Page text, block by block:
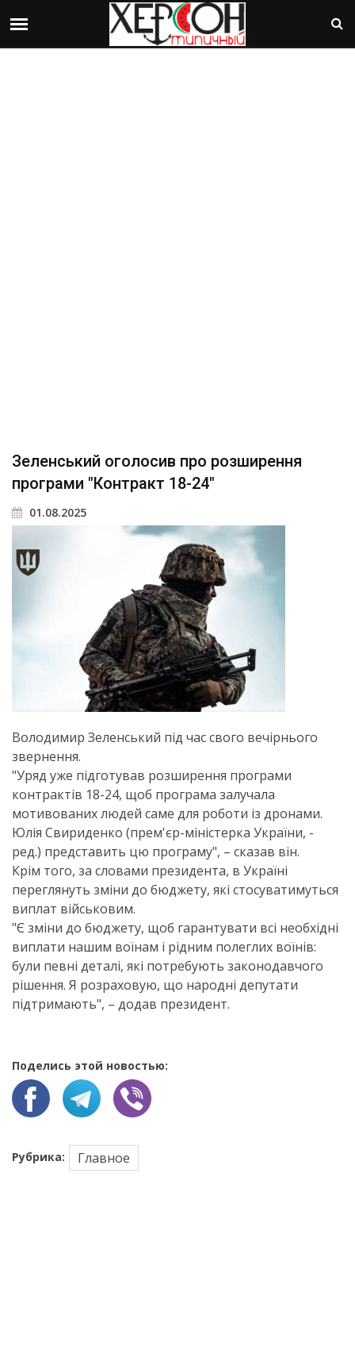
Зеленський оголосив про розширення
програми "Контракт 18-24"
01.08.2025
Володимир Зеленський під час свого вечірнього
звернення.
"Уряд уже підготував розширення програми
контрактів 18-24, щоб програма залучала
мотивованих людей саме для роботи із дронами.
Юлія Свириденко (прем'єр-міністерка України, -
ред.) представить цю програму", – сказав він.
Крім того, за словами президента, в Україні
переглянуть зміни до бюджету, які стосуватимуться
виплат військовим.
"Є зміни до бюджету, щоб гарантувати всі необхідні
виплати нашим воїнам і рідним полеглих воїнів:
були певні деталі, які потребують законодавчого
рішення. Я розраховую, що народні депутати
підтримають", – додав президент.
Поделись этой новостью:
Рубрика: Главное